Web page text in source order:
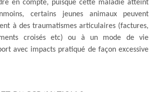
en compte, puisque cette maladie atteint
certains jeunes animaux peuvent
à des traumatismes articulaires (factures,
croisés etc) ou à un mode de vie
avec impacts pratiqué de façon excessive